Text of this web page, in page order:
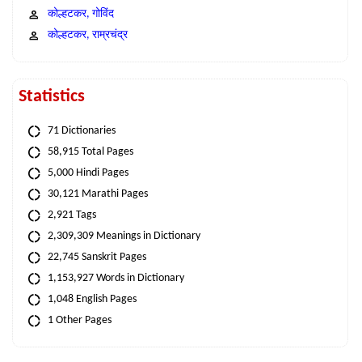
कोल्हटकर, गोविंद
कोल्हटकर, राम्रचंद्र
Statistics
71 Dictionaries
58,915 Total Pages
5,000 Hindi Pages
30,121 Marathi Pages
2,921 Tags
2,309,309 Meanings in Dictionary
22,745 Sanskrit Pages
1,153,927 Words in Dictionary
1,048 English Pages
1 Other Pages